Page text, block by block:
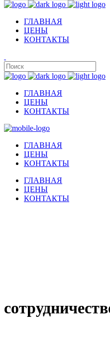
ГЛАВНАЯ
ЦЕНЫ
КОНТАКТЫ
ГЛАВНАЯ
ЦЕНЫ
КОНТАКТЫ
ГЛАВНАЯ
ЦЕНЫ
КОНТАКТЫ
ГЛАВНАЯ
ЦЕНЫ
КОНТАКТЫ